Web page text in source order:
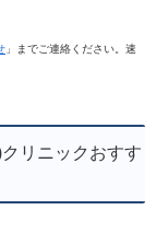
」までご連絡ください。速
リニックおすす